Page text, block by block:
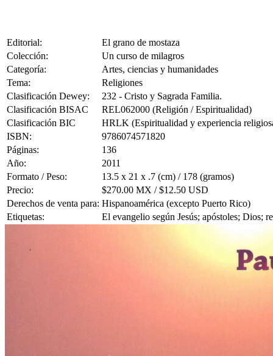
Editorial:
El grano de mostaza
Colección:
Un curso de milagros
Categoría:
Artes, ciencias y humanidades
Tema:
Religiones
Clasificación Dewey:
232 - Cristo y Sagrada Familia.
Clasificación BISAC
REL062000 (Religión / Espiritualidad)
Clasificación BIC
HRLK (Espiritualidad y experiencia
ISBN:
9786074571820
Páginas:
136
Año:
2011
Formato / Peso:
13.5 x 21 x .7 (cm) / 178 (gramos)
Precio:
$270.00 MX / $12.50 USD
Derechos de venta para: Hispanoamérica (excepto Puerto Rico)
Etiquetas:
El evangelio según Jesús; apóstoles; Dios;